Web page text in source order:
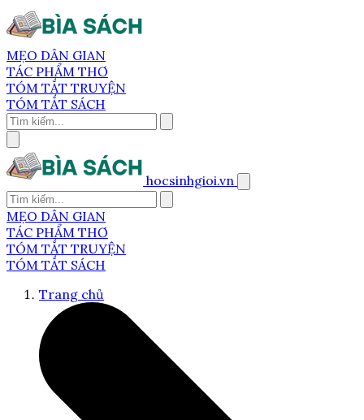
MẸO DÂN GIAN
TÁC PHẨM THƠ
TÓM TẮT TRUYỆN
TÓM TẮT SÁCH
hocsinhgioi.vn
MẸO DÂN GIAN
TÁC PHẨM THƠ
TÓM TẮT TRUYỆN
TÓM TẮT SÁCH
Trang chủ